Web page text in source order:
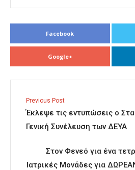
Facebook
Google+
Previous Post
Έκλεψε τις εντυπώσεις ο
Γενική Συνέλευση των ΔΕΥΑ
Στον Φενεό για ένα
Ιατρικές Μονάδες για